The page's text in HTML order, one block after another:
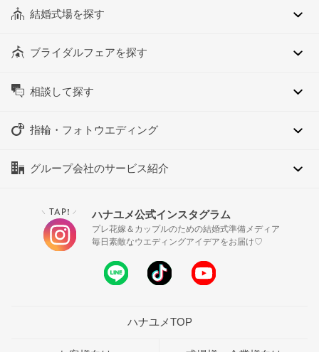
結婚式場を探す
ブライダルフェアを探す
相談して探す
指輪・フォトウエディング
グループ会社のサービス紹介
＼ TAP! ／ ハナユメ公式インスタグラム
プレ花嫁＆カップルのための結婚式準備メディア
毎日素敵なウエディングアイデアをお届け♡
ハナユメTOP